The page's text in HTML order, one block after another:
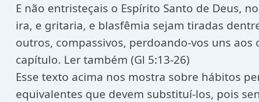
E não entristeçais o Espírito Santo de Deus,
ira, e gritaria, e blasfêmia sejam tiradas
outros, compassivos, perdoando-vos uns
capítulo. Ler também (Gl 5:13-26)
Esse texto acima nos mostra sobre hábitos
equivalentes que devem substituí-los, pois